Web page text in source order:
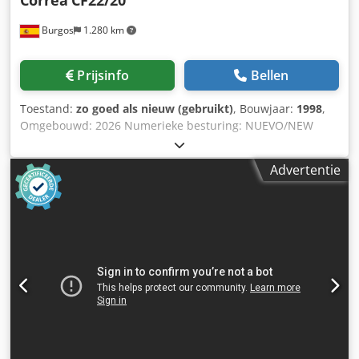
Burgos 1.280 km
Prijsinfo Bellen
Toestand: zo goed als nieuw (gebruikt), Bouwjaar: 1998,
Omgebouwd: 2026 Numerieke besturing: NUEVO/NEW
HEIDENHAIN TNC-i320 Technische kenmerken:
Afmetingen: Afmetingen tafel: 2000 x 700 mm Aantal T-
gleuven: 5 Afmetingen T-gleuven: 22 mm Verplaatsing van
de assen: Verplaatsing X-as: 2000 mm Verplaatsing Y-as:
800 mm Verplaatsing Z-as: 800 mm Verticale capaciteit
20 - 3000 toeren per minuut Spindelvermogen: 22 kW
Voedingen: Werkvoeding: 5 - 5000 mm/min Snelle voeding
(X, Y, Z): 12000 mm/min Gewicht en afmetingen: Maximaal
Advertentie